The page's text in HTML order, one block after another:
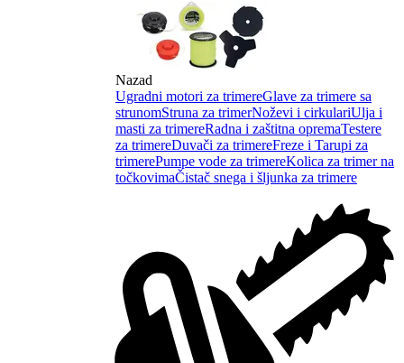
Nazad
Ugradni motori za trimereGlave za trimere sa
strunomStruna za trimerNoževi i cirkulariUlja i
masti za trimereRadna i zaštitna opremaTestere
za trimereDuvači za trimereFreze i Tarupi za
trimerePumpe vode za trimereKolica za trimer na
točkovimaČistač snega i šljunka za trimere